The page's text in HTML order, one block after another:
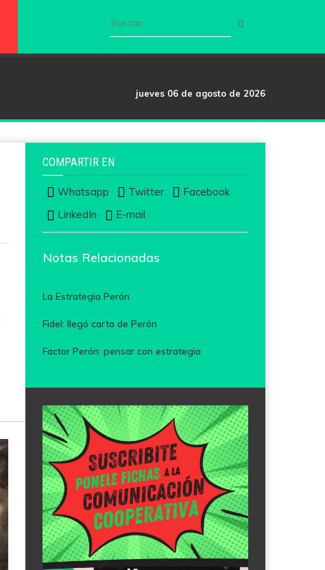
jueves 06 de agosto de 2026
COMPARTIR EN
Whatsapp Twitter
Facebook
LinkedIn
E-mail
Notas Relacionadas
La Estrategia Perón
Fidel: llegó carta de Perón
Factor Perón: pensar con estrategia